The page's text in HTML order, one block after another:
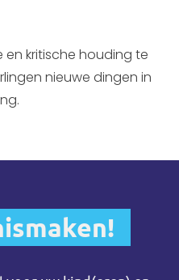
kritische houding te
nieuwe dingen in